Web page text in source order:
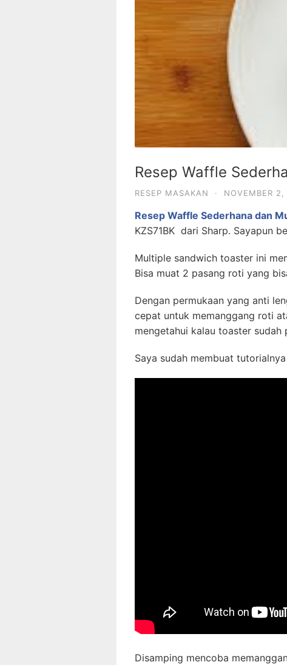
Resep Waffle
RESEP MASAKAN · NOVEMBER 2,
Resep Waffle Sederhana dan
KZS71BK dari Sharp. Sayapun
Multiple sandwich toaster ini
Bisa muat 2 pasang roti yang
Dengan permukaan yang anti
cepat untuk memanggang roti
mengetahui kalau toaster
Saya sudah membuat
Disamping mencoba